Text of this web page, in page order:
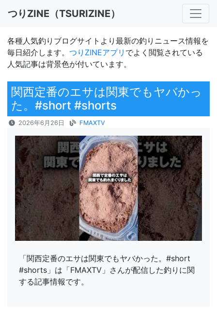
つりZINE（TSURIZINE）
各種人気釣りブログサイトより最新の釣りニュース情報を
毎日紹介します。 つりZINEアプリ でよく閲覧されている
人気記事は背景色が付いています。
関西定番のエサは関東でもヤバかっ
た。#short #shorts
2026年6月26日 FMAXTV
「関西定番のエサは関東でもヤバかった。#short
#shorts」は「FMAXTV」さんが配信した釣りに関
する記事情報です。